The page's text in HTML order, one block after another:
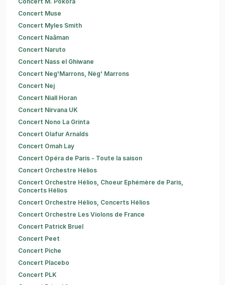
Concert Muse
Concert Myles Smith
Concert Naâman
Concert Naruto
Concert Nass el Ghiwane
Concert Neg'Marrons, Nèg' Marrons
Concert Nej
Concert Niall Horan
Concert Nirvana UK
Concert Nono La Grinta
Concert Olafur Arnalds
Concert Omah Lay
Concert Opéra de Paris - Toute la saison
Concert Orchestre Hélios
Concert Orchestre Hélios, Choeur Ephémère de Paris,
Concerts Hélios
Concert Orchestre Hélios, Concerts Hélios
Concert Orchestre Les Violons de France
Concert Patrick Bruel
Concert Peet
Concert Piche
Concert Placebo
Concert PLK